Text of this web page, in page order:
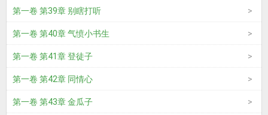
第一卷 第39章 别瞎打听
第一卷 第40章 气愤小书生
第一卷 第41章 登徒子
第一卷 第42章 同情心
第一卷 第43章 金瓜子